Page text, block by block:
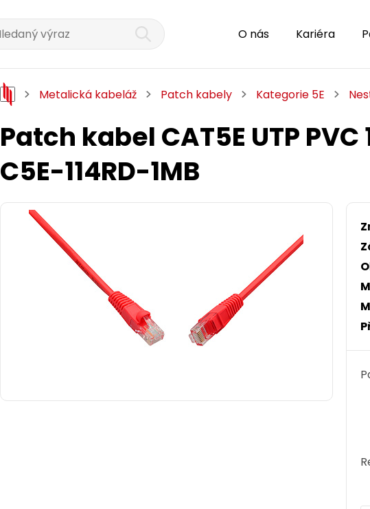
O nás Kariéra
Metalická kabeláž Patch kabely Kategorie 5E
Patch kabel CAT5E UTP
C5E-114RD-1MB